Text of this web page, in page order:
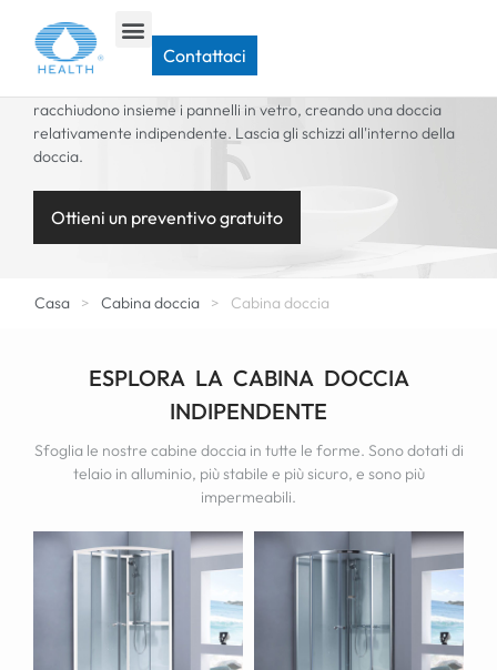
Contattaci
CABINA DOCCIA PERSONALIZZATA
racchiudono insieme i pannelli in vetro, creando una doccia
relativamente indipendente. Lascia gli schizzi all'interno della
doccia.
Ottieni un preventivo gratuito
Casa > Cabina doccia > Cabina doccia
ESPLORA LA CABINA DOCCIA
INDIPENDENTE
Sfoglia le nostre cabine doccia in tutte le forme. Sono dotati di
telaio in alluminio, più stabile e più sicuro, e sono più
impermeabili.